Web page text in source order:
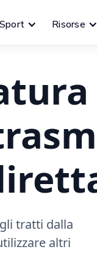
Risorse
tratti dalla
altri